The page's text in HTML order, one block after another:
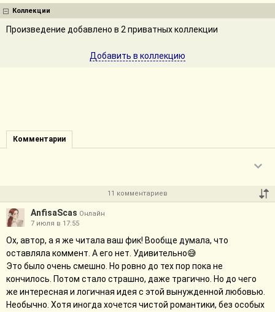
Коллекции
Произведение добавлено в 2 приватных коллекции
Добавить в коллекцию
Комментарии
11 комментариев
AnfisaScas Онлайн
7 июля в 17:55
Ох, автор, а я же читала ваш фик! Вообще думала, что
оставляла коммент. А его нет. Удивительно😅
Это было очень смешно. Но ровно до тех пор пока не
кончилось. Потом стало страшно, даже трагично. Но до чего
же интересная и логичная идея с этой вынужденной любовью.
Необычно. Хотя иногда хочется чистой романтики, без особых